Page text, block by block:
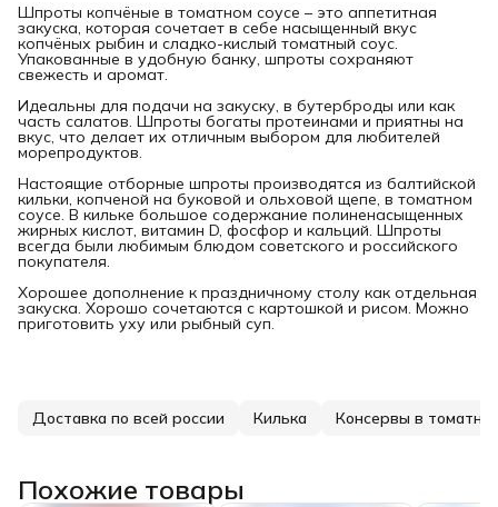
Шпроты копчёные в томатном соусе – это аппетитная
закуска, которая сочетает в себе насыщенный вкус
копчёных рыбин и сладко-кислый томатный соус.
Упакованные в удобную банку, шпроты сохраняют
свежесть и аромат.
Идеальны для подачи на закуску, в бутерброды или как
часть салатов. Шпроты богаты протеинами и приятны на
вкус, что делает их отличным выбором для любителей
морепродуктов.
Настоящие отборные шпроты производятся из балтийской
кильки, копченой на буковой и ольховой щепе, в томатном
соусе. В кильке большое содержание полиненасыщенных
жирных кислот, витамин D, фосфор и кальций. Шпроты
всегда были любимым блюдом советского и российского
покупателя.
Хорошее дополнение к праздничному столу как отдельная
закуска. Хорошо сочетаются с картошкой и рисом. Можно
приготовить уху или рыбный суп.
Доставка по всей россии Килька Консервы в
Похожие товары